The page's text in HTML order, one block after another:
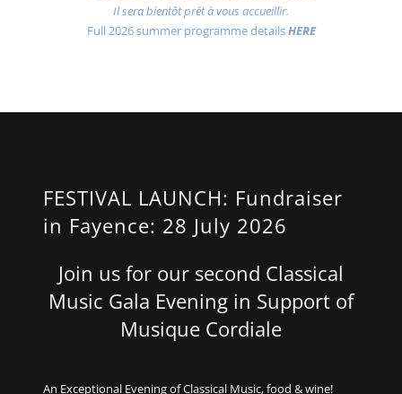
Il sera bientôt prêt à vous accueillir.
Full 2026 summer programme detailsHERE
FESTIVAL LAUNCH: Fundraiser
in Fayence: 28 July 2026
Join us for our second Classical
Music Gala Evening in Support of
Musique Cordiale
An Exceptional Evening of Classical Music, food & wine!